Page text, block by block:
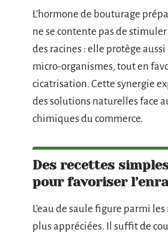
L’hormone de bouturage
ne se contente pas de
des racines : elle protège
micro-organismes, tout en
cicatrisation. Cette synergie
des solutions naturelles face
chimiques du commerce.
Des recettes
pour favoriser
L’eau de saule figure parmi
plus appréciées. Il suffit de